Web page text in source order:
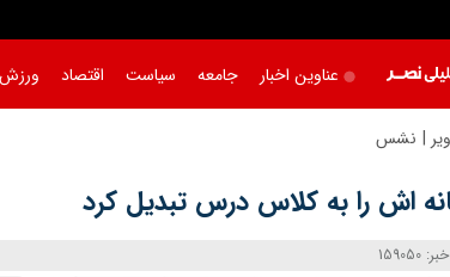
عناوین اخبار جامعه سیاست اقتصاد ورزش
| نشست هم اند
اش را به کلاس درس تبدیل کرد